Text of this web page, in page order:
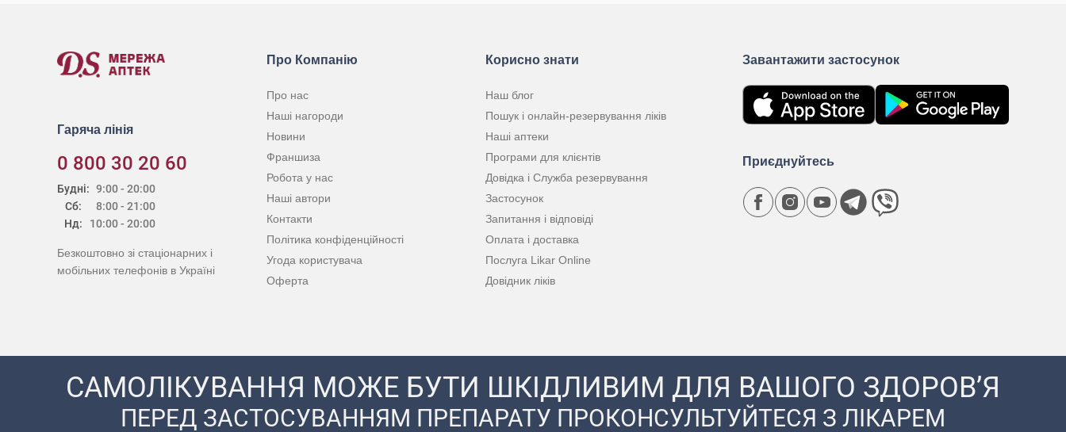
Гаряча лінія
0 800 30 20 60
Будні:
Сб:
Нд:
9:00 - 20:00
8:00 - 21:00
10:00 - 20:00
Безкоштовно зі стаціонарних і
мобільних телефонів в Україні
Про Компанію
Про нас
Наші нагороди
Новини
Франшиза
Робота у нас
Наші автори
Контакти
Політика конфіденційності
Угода користувача
Оферта
Корисно знати
Наш блог
Пошук і онлайн-резервування ліків
Наші аптеки
Програми для клієнтів
Довідка і Служба резервування
Застосунок
Запитання і відповіді
Оплата і доставка
Послуга Likar Online
Довідник ліків
Завантажити застосунок
Приєднуйтесь
САМОЛІКУВАННЯ МОЖЕ БУТИ ШКІДЛИВИМ ДЛЯ ВАШОГО ЗДОРОВ’Я
ПЕРЕД ЗАСТОСУВАННЯМ ПРЕПАРАТУ ПРОКОНСУЛЬТУЙТЕСЯ З ЛІКАРЕМ